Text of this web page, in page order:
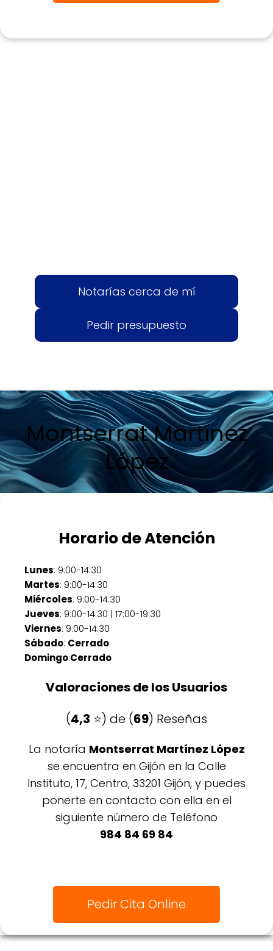
Notarías cerca de mí
Pedir presupuesto
Montserrat Martínez
López
Horario de Atención
Lunes: 9:00-14:30
Martes: 9:00-14:30
Miércoles: 9:00-14:30
Jueves: 9:00-14:30 | 17:00-19:30
Viernes: 9:00-14:30
Sábado: Cerrado
Domingo:Cerrado
Valoraciones de los Usuarios
(4,3 ⭐️) de (69) Reseñas
La notaría Montserrat Martínez López
se encuentra en Gijón en la Calle
Instituto, 17, Centro, 33201 Gijón, y puedes
ponerte en contacto con ella en el
siguiente número de Teléfono
984 84 69 84
Pedir Cita Online